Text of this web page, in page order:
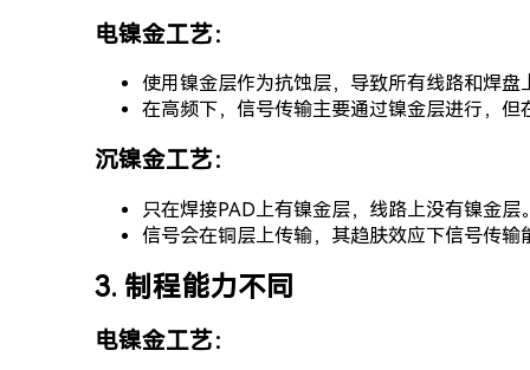
电镍金工艺：
使用镍金层作为抗蚀层，导致所有线路和焊盘
在高频下，信号传输主要通过镍金层进行，
沉镍金工艺：
只在焊接PAD上有镍金层，线路上没有镍金层
信号会在铜层上传输，其趋肤效应下信号传输
3. 制程能力不同
电镍金工艺：